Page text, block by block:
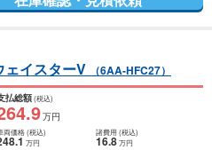
ェイスターV （6AA-HFC27）
払総額(税込)
.9万円
両価格(税込)
.1万円
諸費用 (税込)
16.8 万円